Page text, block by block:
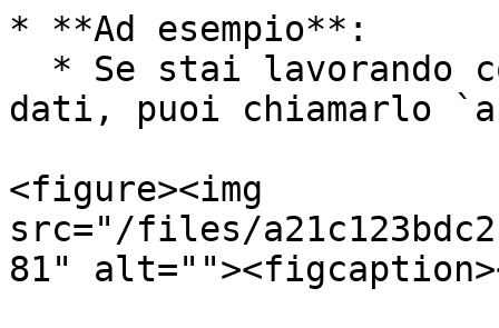
* **Ad esempio**:
dati, puoi chiamarlo
<figure><img
src="/files/
81"